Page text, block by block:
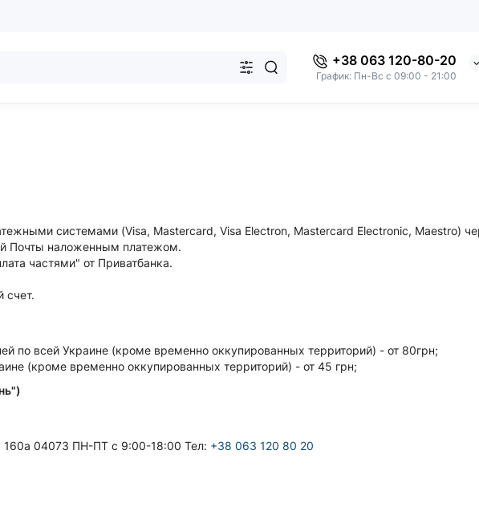
+38 063 120-80-20
График: Пн-Вс с 09:00 - 21:00
системами (Visa, Mastercard, Visa Electron, Mastercard Electronic, Maestro)
Почты наложенным платежом.
частями" от Приватбанка.
счет.
по всей Украине (кроме временно оккупированных территорий) - от 80грн;
(кроме временно оккупированных территорий) - от 45 грн;
160а 04073 ПН-ПТ с 9:00-18:00 Тел: +38 063 120 80 20